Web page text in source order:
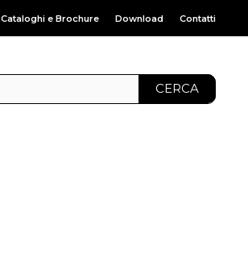
Cataloghi e Brochure Download Contatti
CERCA